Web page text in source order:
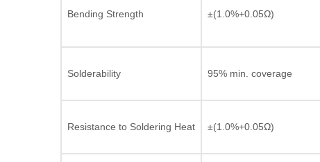
Bending Strength ±(1.0%+0.05Ω)
Solderability 95% min. coverage
Resistance to Soldering Heat ±(1.0%+0.05Ω)